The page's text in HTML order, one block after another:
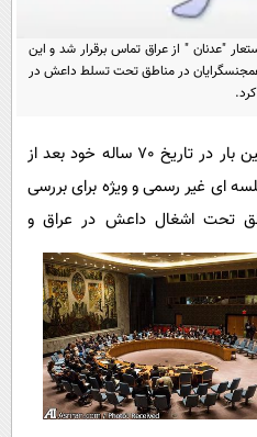
مغز
سلاح
اقتصاد
ورزش
سرگرمی
زیست
2
ها و دیدنی ها
دانلود
زبان
"عدنان " از عراق تماس برقرار شد و این
در مناطق تحت تسلط داعش در
شورای امنیت ملل متحد برای اولین بار در تاریخ 70 ساله خود بعد از
ای غیر رسمی و ویژه برای بررسی
تحت اشغال داعش در عراق و